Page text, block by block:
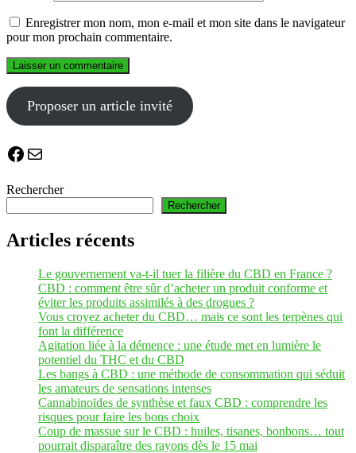
Enregistrer mon nom, mon e-mail et mon site dans le navigateur
pour mon prochain commentaire.
Proposer un article invité
Facebook
E-mail
Rechercher
Rechercher
Articles récents
Le gouvernement va-t-il tuer la filière du CBD en France ?
CBD : comment être sûr d’acheter un produit conforme et
éviter les produits assimilés à des drogues ?
Vous croyez acheter du CBD… mais ce sont les terpènes qui
font la différence
Agitation liée à la démence : une étude met en lumière le
potentiel du THC et du CBD
Les bangs à CBD : une méthode de consommation qui séduit
les amateurs de sensations intenses
Cannabinoïdes de synthèse et faux CBD : comprendre les
risques pour faire les bons choix
Coup de massue sur le CBD : huiles, tisanes, bonbons… tout
pourrait disparaître des rayons dès le 15 mai